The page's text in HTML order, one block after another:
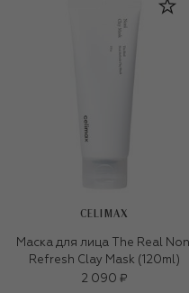
CELIMAX
Маска для лица The Real
Refresh Clay Mask (120ml)
2 090 ₽